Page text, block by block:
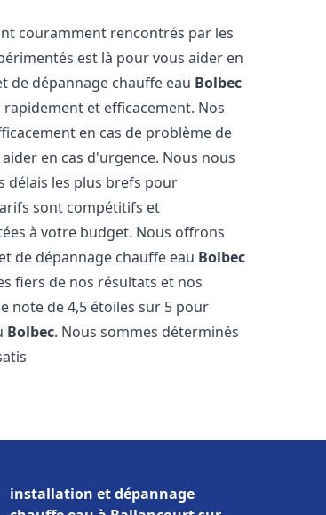
couramment rencontrés par les
est là pour vous aider en
de dépannage chauffe eau Bolbec
et efficacement. Nos
en cas de problème de
en cas d'urgence. Nous nous
délais les plus brefs pour
sont compétitifs et
à votre budget. Nous offrons
de dépannage chauffe eau Bolbec
fiers de nos résultats et nos
note de 4,5 étoiles sur 5 pour
Bolbec. Nous sommes déterminés
installation et dépannage